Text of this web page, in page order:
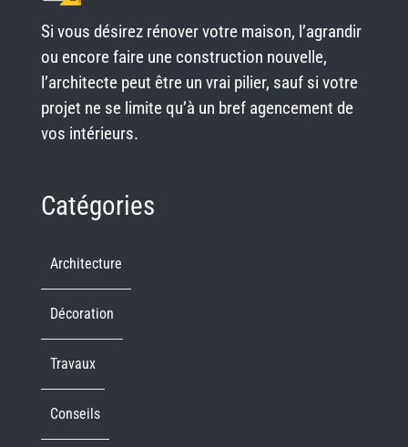
Si vous désirez rénover votre maison, l’agrandir
ou encore faire une construction nouvelle,
l’architecte peut être un vrai pilier, sauf si votre
projet ne se limite qu’à un bref agencement de
vos intérieurs.
Catégories
Architecture
Décoration
Travaux
Conseils